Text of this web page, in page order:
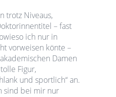
trotz Niveaus,
– fast
ich nur in
vorweisen könte –
Damen
Figur,
und sportlich“ an.
sind bei mir nur